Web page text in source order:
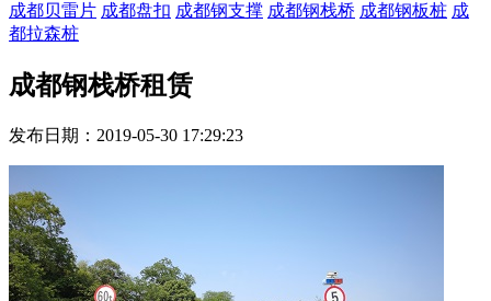
成都贝雷片 成都盘扣 成都钢支撑 成都钢栈桥 成都钢板桩 成
都拉森桩
成都钢栈桥租赁
发布日期：2019-05-30 17:29:23